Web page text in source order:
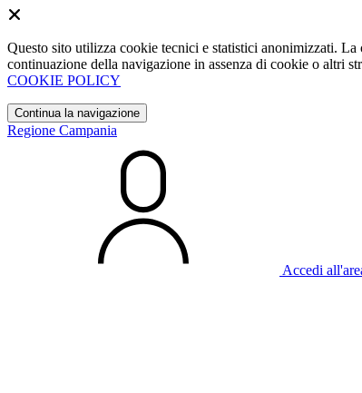
Questo sito utilizza cookie tecnici e statistici anonimizzati.
continuazione della navigazione in assenza di cookie o altri
COOKIE POLICY
Continua la navigazione
Regione Campania
Accedi